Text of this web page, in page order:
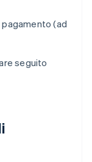
(ad
seguito